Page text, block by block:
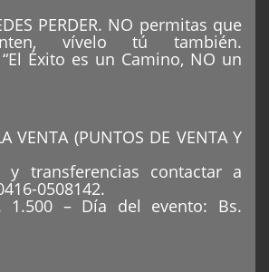
PERDER. NO permitas que
vívelo tú también.
Éxito es un Camino, NO un
VENTA (PUNTOS DE VENTA Y
y transferencias contactar a
0508142.
1.500 – Día del evento: Bs.